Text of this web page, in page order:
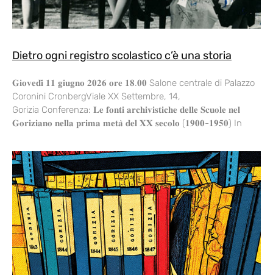
Dietro ogni registro scolastico c’è una storia
𝐆𝐢𝐨𝐯𝐞𝐝𝐢̀ 𝟏𝟏 𝐠𝐢𝐮𝐠𝐧𝐨 𝟐𝟎𝟐𝟔 𝐨𝐫𝐞 𝟏𝟖.𝟎𝟎 Salone centrale di Palazzo
Coronini CronbergViale XX Settembre, 14,
Gorizia Conferenza: 𝐋𝐞 𝐟𝐨𝐧𝐭𝐢 𝐚𝐫𝐜𝐡𝐢𝐯𝐢𝐬𝐭𝐢𝐜𝐡𝐞 𝐝𝐞𝐥𝐥𝐞 𝐒𝐜𝐮𝐨𝐥𝐞 𝐧𝐞𝐥
𝐆𝐨𝐫𝐢𝐳𝐢𝐚𝐧𝐨 𝐧𝐞𝐥𝐥𝐚 𝐩𝐫𝐢𝐦𝐚 𝐦𝐞𝐭𝐚̀ 𝐝𝐞𝐥 𝐗𝐗 𝐬𝐞𝐜𝐨𝐥𝐨 (𝟏𝟗𝟎𝟎-𝟏𝟗𝟓𝟎) In